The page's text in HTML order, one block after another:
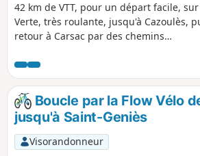
42 km de VTT, pour un départ facile, sur
Verte, très roulante, jusqu'à Cazoulès,
retour à Carsac par des chemins
Boucle par la Flow Vélo
jusqu'à Saint-Geniès
Visorandonneur